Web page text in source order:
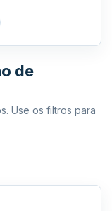
de
Use os filtros para